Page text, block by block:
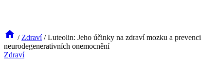
/ Zdraví / Luteolin: Jeho účinky na zdraví mozku a prevenci
neurodegenerativních onemocnění
Zdraví